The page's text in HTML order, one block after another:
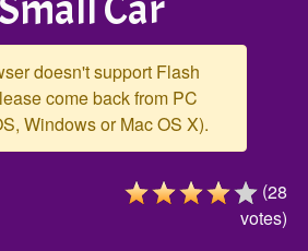
doesn't support Flash
come back from PC
Windows or Mac OS X).
(28
votes)